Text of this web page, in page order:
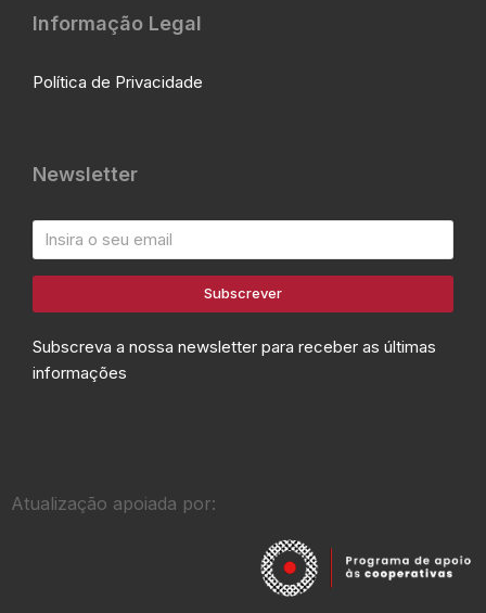
Informação Legal
Política de Privacidade
Newsletter
Subscrever
Subscreva a nossa newsletter para receber as últimas
informações
Atualização apoiada por: